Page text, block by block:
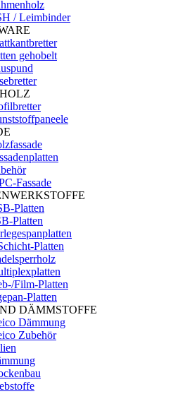
/ Leimbinder
gehobelt
Fassade
Platten
Platten
Platten
Film-Platten
Platten
DÄMMSTOFFE
Dämmung
Zubehör